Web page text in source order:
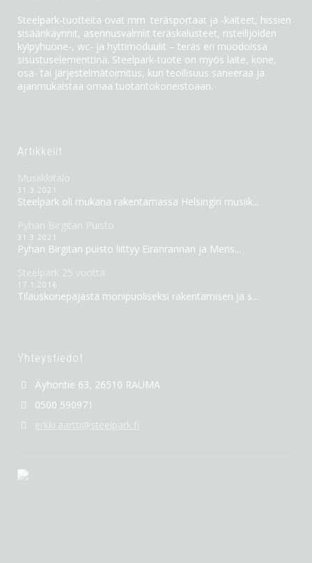
Steelpark-tuotteita ovat mm. teräsportaat ja -kaiteet, hissien
sisäänkäynnit, asennusvalmiit teräskalusteet, risteilijöiden
kylpyhuone-, wc- ja hyttimoduulit – teräs eri muodoissa
sisustuselementtinä. Steelpark-tuote on myös laite, kone,
osa- tai järjestelmätoimitus, kun teollisuus saneeraa ja
ajanmukaistaa omaa tuotantokoneistoaan.
Artikkelit
Musiikkitalo
31.3.2021
Steelpark oli mukana rakentamassa Helsingin musiik...
Pyhän Birgitan Puisto
31.3.2021
Pyhän Birgitan puisto liittyy Eiranrannan ja Meris...
Steelpark 25 vuotta
17.1.2016
Tilauskonepajasta monipuoliseksi rakentamisen ja s...
Yhteystiedot
Äyhöntie 63, 26510 RAUMA
0500 590971
erkki.aartti@steelpark.fi